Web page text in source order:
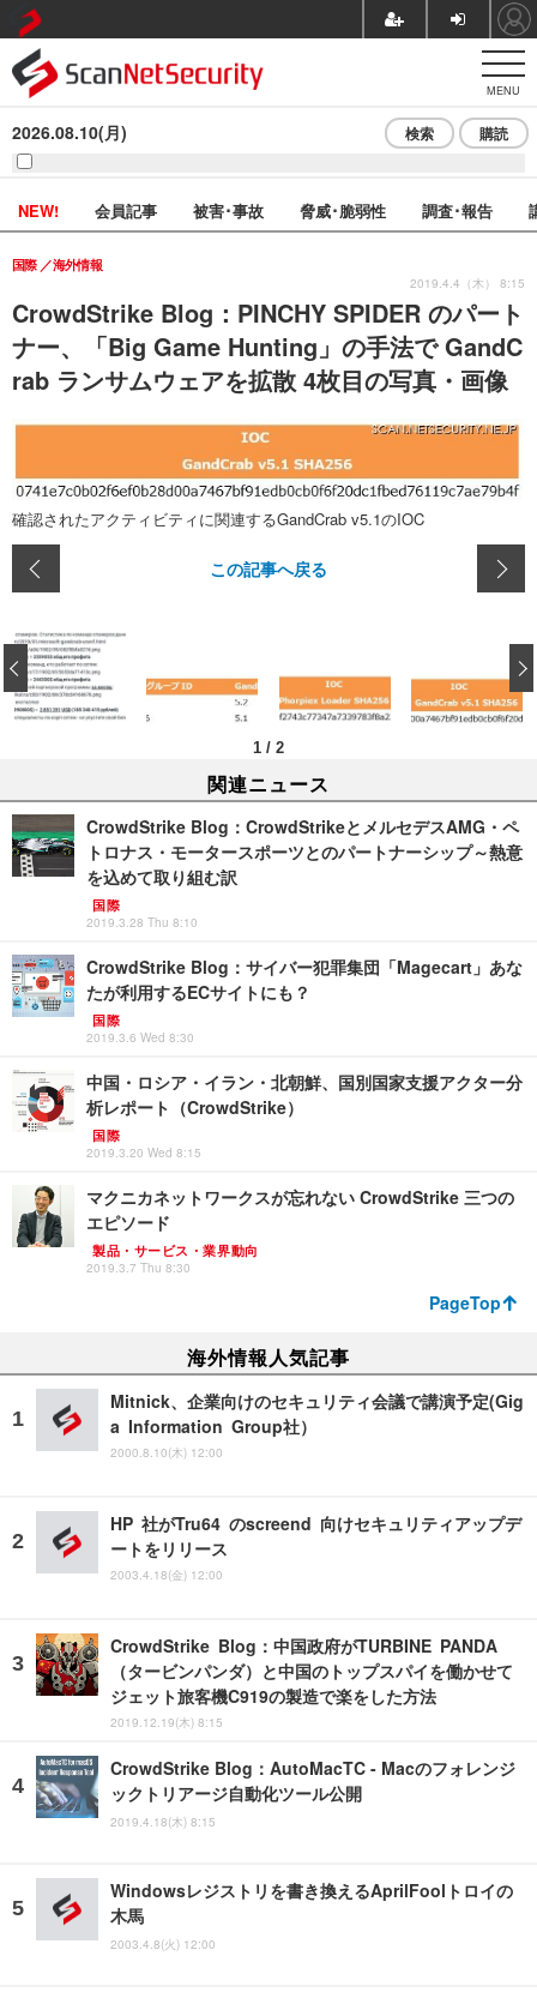
MENU
2026.08.10(月) 検索 購読
NEW! 会員記事 被害･事故 脅威･脆弱性 調査･報告
CrowdStrike Blog：PINCHY SPIDER のパート
ナー、「Big Game Hunting」の手法で GandC
rab ランサムウェアを拡散 4枚目の写真・画像
国際 海外情報
2019.4.4（木） 8:15
確認されたアクティビティに関連するGandCrab v5.1のIOC
この記事へ戻る
1 / 2
‹
関連ニュース
CrowdStrike Blog：CrowdStrikeとメルセデスAMG・ペ
トロナス・モータースポーツとのパートナーシップ～熱意
を込めて取り組む訳
国際
2019.3.28 Thu 8:10
CrowdStrike Blog：サイバー犯罪集団「Magecart」あな
たが利用するECサイトにも？
国際
2019.3.6 Wed 8:30
中国・ロシア・イラン・北朝鮮、国別国家支援アクター分
析レポート（CrowdStrike）
国際
2019.3.20 Wed 8:15
マクニカネットワークスが忘れない CrowdStrike 三つの
エピソード
製品・サービス・業界動向
2019.3.7 Thu 8:30
PageTop
海外情報人気記事
Mitnick、企業向けのセキュリティ会議で講演予定(Gig
a Information Group社）
2000.8.10(木) 12:00
HP 社がTru64 のscreend 向けセキュリティアップデ
ートをリリース
2003.4.18(金) 12:00
CrowdStrike Blog：中国政府がTURBINE PANDA
（タービンパンダ）と中国のトップスパイを働かせて
ジェット旅客機C919の製造で楽をした方法
2019.12.19(木) 8:15
CrowdStrike Blog：AutoMacTC - Macのフォレンジ
ックトリアージ自動化ツール公開
2019.4.18(木) 8:15
Windowsレジストリを書き換えるAprilFoolトロイの
木馬
2003.4.8(火) 12:00